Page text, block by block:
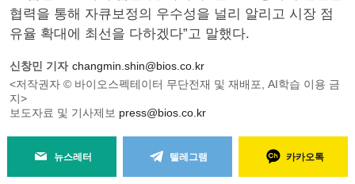
협력을 통해 자큐보정의 우수성을 널리 알리고 시장 점
유율 확대에 최선을 다하겠다”고 말했다.
신창민 기자 changmin.shin@bios.co.kr
<저작권자 © 바이오스펙테이터 무단전재 및 재배포, AI학습 이용 금
지>
보도자료 및 기사제보 press@bios.co.kr
뉴스레터 텔레그램 카카오톡